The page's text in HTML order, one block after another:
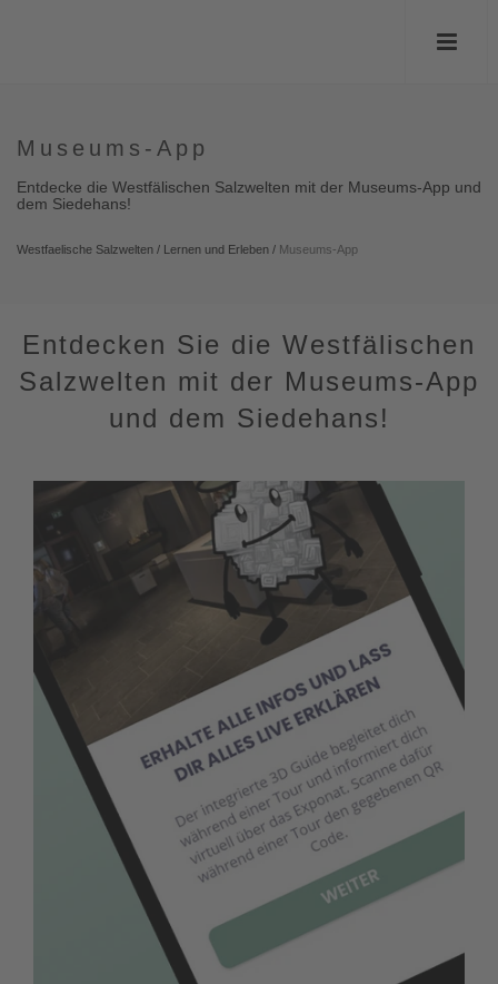
Museums-App
Entdecke die Westfälischen Salzwelten mit der Museums-App und
dem Siedehans!
Westfaelische Salzwelten / Lernen und Erleben / Museums-App
Entdecken Sie die Westfälischen
Salzwelten mit der Museums-App
und dem Siedehans!